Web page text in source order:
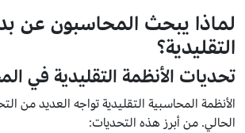
لماذا يبحث المحاسبون عن
التقليدية؟
تحديات الأنظمة التقليدية في
الأنظمة المحاسبية التقليدية تواجه العديد من
الحالي. من أبرز هذه التحديات: